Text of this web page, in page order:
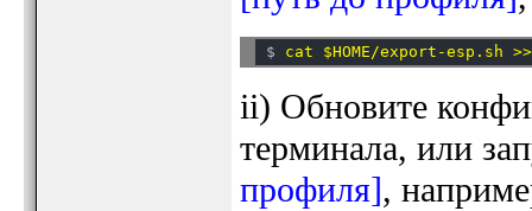
$
ii) Обновите
терминала, или
профиля],